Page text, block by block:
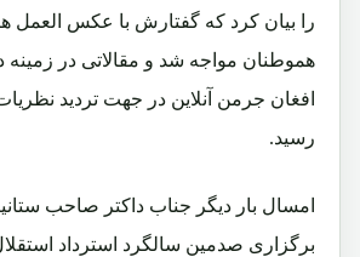
را بیان کرد که گفتارش با عکس العمل
هموطنان مواجه شد و مقالاتی در زمینه
افغان جرمن آنلاین در جهت تردید
رسید.
امسال بار دیگر جناب داکتر صاحب
برگزاری صدمین سالگرد استرداد